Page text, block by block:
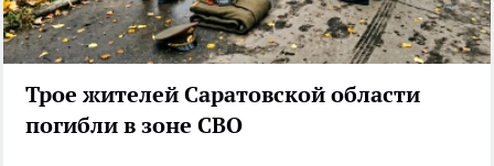
Трое жителей Саратовской области
погибли в зоне СВО